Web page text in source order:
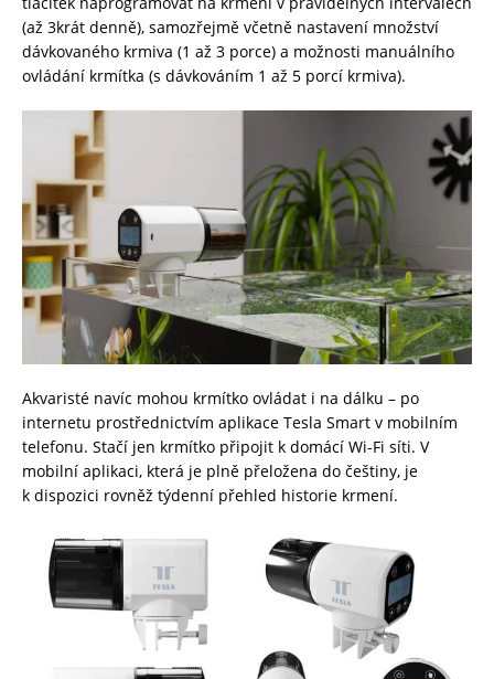
(až 3krát denně), samozřejmě včetně nastavení množství
dávkovaného krmiva (1 až 3 porce) a možnosti manuálního
ovládání krmítka (s dávkováním 1 až 5 porcí krmiva).
Akvaristé navíc mohou krmítko ovládat i na dálku – po
internetu prostřednictvím aplikace Tesla Smart v mobilním
telefonu. Stačí jen krmítko připojit k domácí Wi-Fi síti. V
mobilní aplikaci, která je plně přeložena do češtiny, je
k dispozici rovněž týdenní přehled historie krmení.